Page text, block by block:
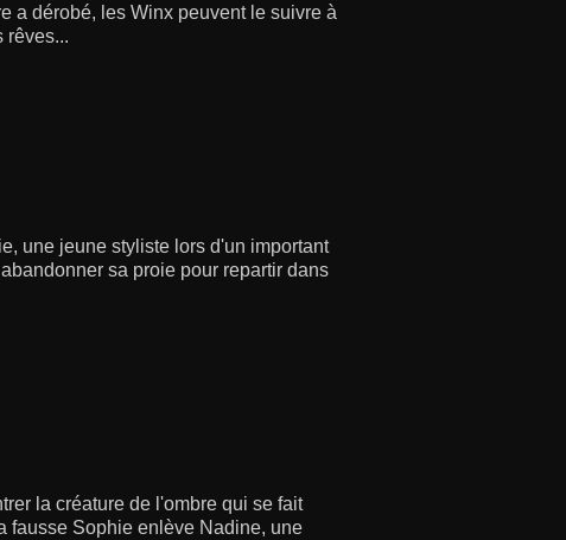
a dérobé, les Winx peuvent le suivre à
rêves...
une jeune styliste lors d'un important
sa proie pour repartir dans
la créature de l'ombre qui se fait
fausse Sophie enlève Nadine, une